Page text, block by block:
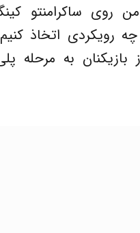
من روی ساکرامنتو
رویکردی اتخاذ
بازیکنان به مرحله